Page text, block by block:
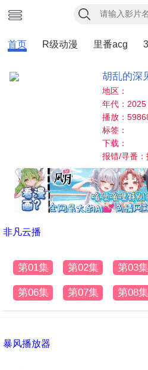
首页 R级动漫 里番acg
胡乱的深
地区：
年代：2025
播放：
标签：
下载：
报错/寻番：
非凡云播
第01集 第02集 第03集
第06集 第07集 第08集
暴风播放器